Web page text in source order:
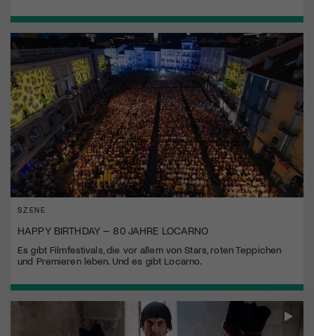
SZENE
HAPPY BIRTHDAY – 80 JAHRE LOCARNO
Es gibt Filmfestivals, die vor allem von Stars, roten Teppichen
und Premieren leben. Und es gibt Locarno.